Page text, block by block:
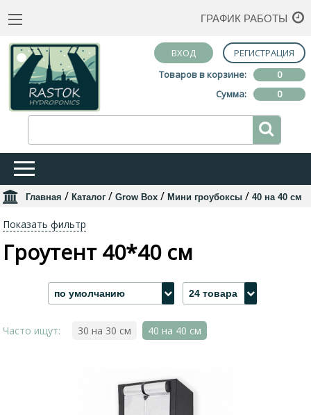
ГРАФИК РАБОТЫ
ВХОД
РЕГИСТРАЦИЯ
Товаров в корзине:
0
Сумма:
0
Главная / Каталог / Grow Box / Мини гроубоксы / 40 на 40 см
Показать фильтр
Гроутент 40*40 см
по умолчанию 24 товара
Часто ищут: 30 на 30 см 40 на 40 см